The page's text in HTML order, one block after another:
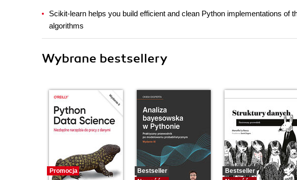
Scikit-learn helps you build efficient and clean Python implementations of
algorithms
Wybrane bestsellery
Promocja
Bestseller
Bestseller